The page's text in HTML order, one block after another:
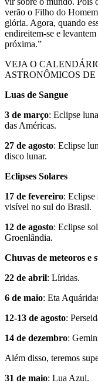
verão o Filho do
glória. Agora, quando
endireitem-se e levantem
próxima.”
VEJA O
ASTRONÔMICOS DE
Luas de Sangue
3 de março: Eclipse
das Américas.
27 de agosto: Eclipse
disco lunar.
Eclipses Solares
17 de fevereiro: Eclipse
visível no sul do Brasil.
12 de agosto: Eclipse
Groenlândia.
Chuvas de meteoros e
22 de abril: Líridas.
6 de maio: Eta
12-13 de agosto:
14 de dezembro:
Além disso, teremos
31 de maio: Lua Azul.